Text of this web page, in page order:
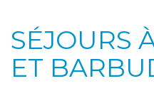
SÉJOURS
ET